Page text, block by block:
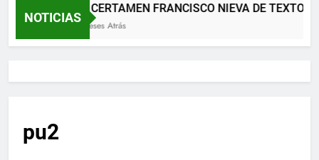
NOTICIAS
XII CERTAMEN FRANCISCO NIEVA DE TEXTOS
2 Meses Atrás
pu2